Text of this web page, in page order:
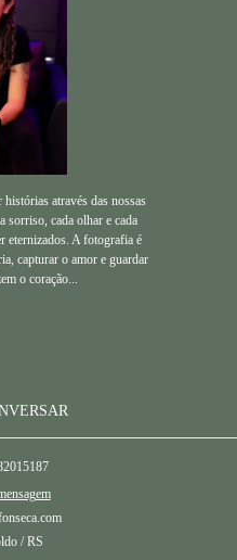
através das nossas
sorriso, cada olhar e cada
eternizados. A fotografia é
capturar o amor e guardar
o coração...
/ RS